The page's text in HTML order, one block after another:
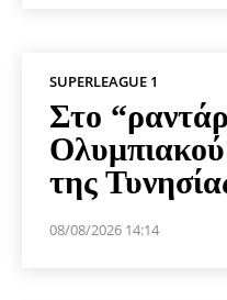
SUPERLEAGUE 1
Στο
της
08/08/2026 14:14